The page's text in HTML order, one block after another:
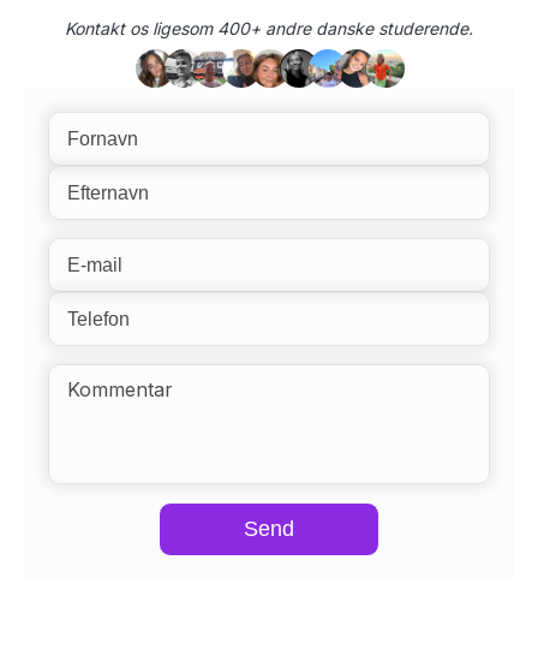
Kontakt os ligesom 400+ andre danske studerende.
Send